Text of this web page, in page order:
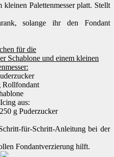
Palettenmesser platt. Stellt
solange ihr den Fondant
für die
Schablone und einem kleinen
Rollfondant
aus:
g Puderzucker
für-Schritt-Anleitung bei der
Fondantverzierung hilft.